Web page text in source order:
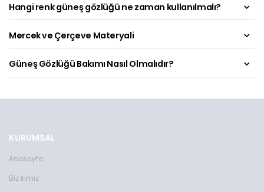
Hangi renk güneş gözlüğü ne zaman kullanılmalı?
Mercek ve Çerçeve Materyali
Güneş Gözlüğü Bakımı Nasıl Olmalıdır?
KURUMSAL
Anasayfa
Biz kimiz